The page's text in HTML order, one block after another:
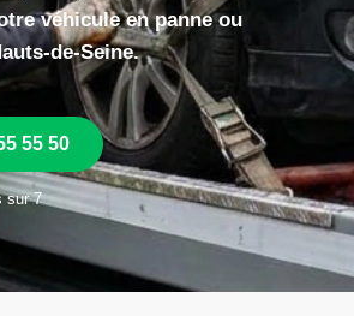
véhicule en panne ou
de-Seine.
55 50
sur 7